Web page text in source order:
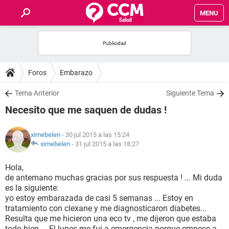
MENU
FOROS
SALUD
NUTRICIÓN
BIENESTAR
SEXUALIDAD
GLOSARIO
Foros Embarazo
Tema Anterior Siguiente Tema
Necesito que me saquen de dudas !
ximebelen - 30 jul 2015 a las 15:24
ximebelen - 31 jul 2015 a las 18:27
Hola,
de antemano muchas gracias por sus respuesta ! ... Mi duda
es la siguiente:
yo estoy embarazada de casi 5 semanas ... Estoy en
tratamiento con clexane y me diagnosticaron diabetes...
Resulta que me hicieron una eco tv , me dijeron que estaba